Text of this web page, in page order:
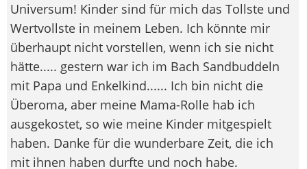
Universum! Kinder sind für mich das Tollste und
Wertvollste in meinem Leben. Ich könnte mir
überhaupt nicht vorstellen, wenn ich sie nicht
hätte..... gestern war ich im Bach Sandbuddeln
mit Papa und Enkelkind...... Ich bin nicht die
Überoma, aber meine Mama-Rolle hab ich
ausgekostet, so wie meine Kinder mitgespielt
haben. Danke für die wunderbare Zeit, die ich
mit ihnen haben durfte und noch habe.